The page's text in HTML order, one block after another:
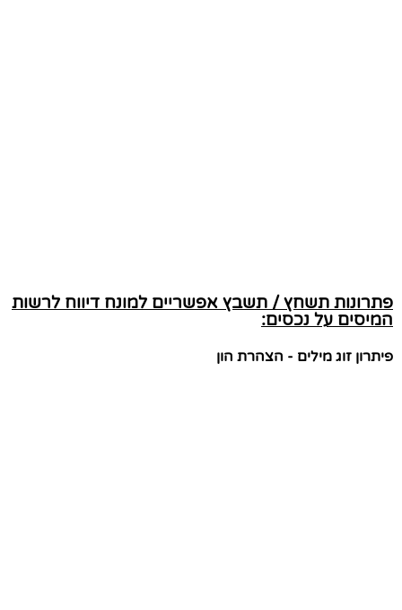
פתרונות תשחץ / תשבץ אפשריים למונח דיווח לרשות
המיסים על נכסים:
פיתרון זוג מילים - הצהרת הון